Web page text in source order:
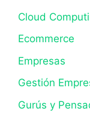
Cloud
Ecommerce
Empresas
Gestión
Gurús y